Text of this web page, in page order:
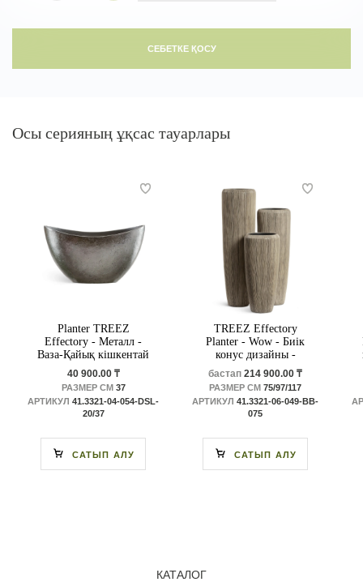
СЕБЕТКЕ ҚОСУ
Осы серияның ұқсас тауарлары
Planter TREEZ
Effectory - Металл -
Ваза-Қайық кішкентай
- Болат күміс
40 900.00 ₸
РАЗМЕР СМ37
АРТИКУЛ 41.3321-04-054-DSL-
20/37
САТЫП АЛУ
TREEZ Effectory
Planter - Wow - Биік
конус дизайны -
Капучино
бастап 214 900.00 ₸
РАЗМЕР СМ 75/97/117
АРТИКУЛ 41.3321-06-049-BB-
075
САТЫП АЛУ
КАТАЛОГ